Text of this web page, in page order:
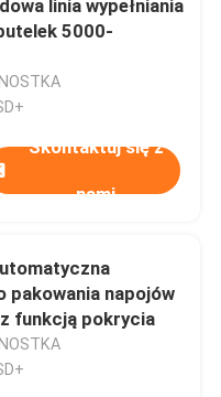
linia wypełniania
5000-
Skontaktuj się z
nami
pakowania napojów
funkcją pokrycia